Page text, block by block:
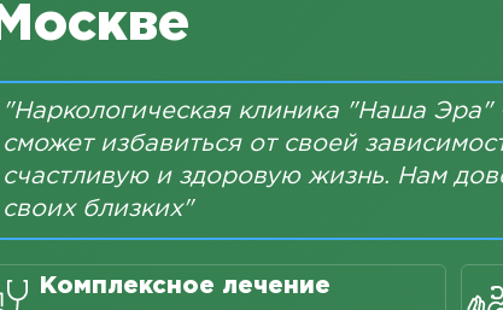
Москве
"Наркологическая клиника "Наша Эра"
сможет избавиться от своей
счастливую и здоровую жизнь. Нам
своих близких"
Комплексное лечение